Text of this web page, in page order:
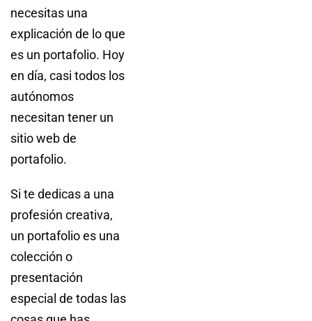
necesitas una
explicación de lo que
es un portafolio. Hoy
en día, casi todos los
autónomos
necesitan tener un
sitio web de
portafolio.
Si te dedicas a una
profesión creativa,
un portafolio es una
colección o
presentación
especial de todas las